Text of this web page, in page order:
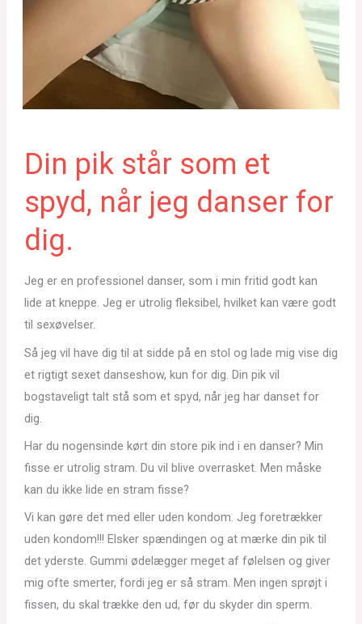
Din pik står som et
spyd, når jeg danser for
dig.
Jeg er en professionel danser, som i min fritid godt kan
lide at kneppe. Jeg er utrolig fleksibel, hvilket kan være godt
til sexøvelser.
Så jeg vil have dig til at sidde på en stol og lade mig vise dig
et rigtigt sexet danseshow, kun for dig. Din pik vil
bogstaveligt talt stå som et spyd, når jeg har danset for
dig.
Har du nogensinde kørt din store pik ind i en danser? Min
fisse er utrolig stram. Du vil blive overrasket. Men måske
kan du ikke lide en stram fisse?
Vi kan gøre det med eller uden kondom. Jeg foretrækker
uden kondom!!! Elsker spændingen og at mærke din pik til
det yderste. Gummi ødelægger meget af følelsen og giver
mig ofte smerter, fordi jeg er så stram. Men ingen sprøjt i
fissen, du skal trække den ud, før du skyder din sperm.